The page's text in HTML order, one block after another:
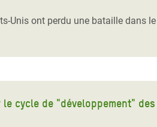
Unis ont perdu une bataille
cycle de "développement"